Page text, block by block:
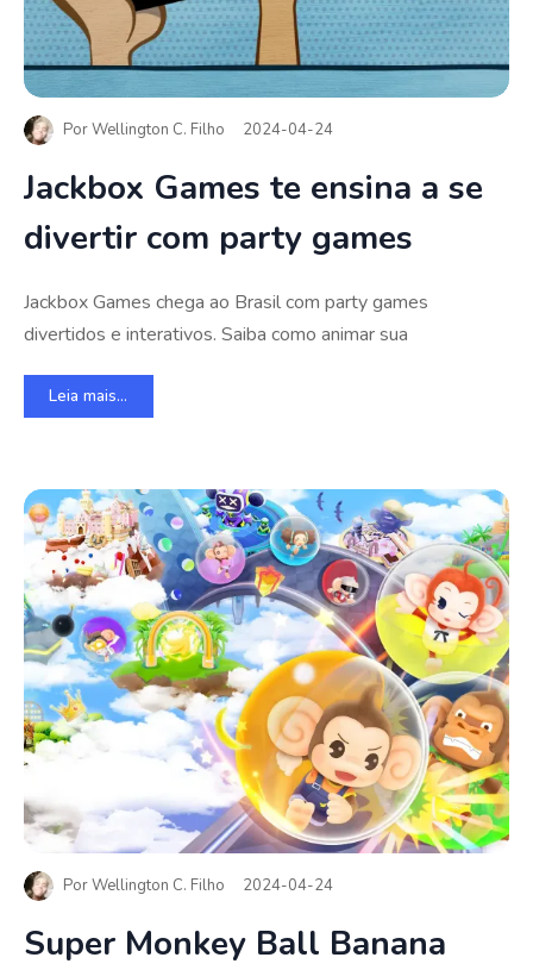
PorWellington C. Filho 2024-04-24
Jackbox Games te ensina a se
divertir com party games
Jackbox Games chega ao Brasil com party games
divertidos e interativos. Saiba como animar sua
Leia mais...
PorWellington C. Filho 2024-04-24
Super Monkey Ball Banana